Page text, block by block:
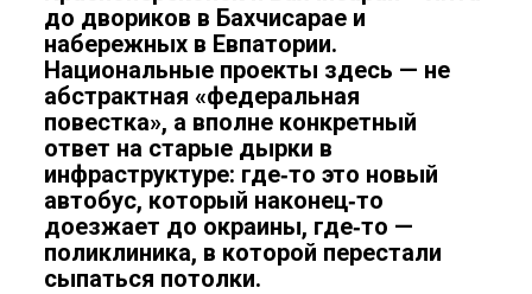
до двориков в Бахчисарае и
набережных в Евпатории.
Национальные проекты здесь — не
абстрактная «федеральная
повестка», а вполне конкретный
ответ на старые дырки в
инфраструктуре: где‑то это новый
автобус, который наконец‑то
доезжает до окраины, где‑то —
поликлиника, в которой перестали
сыпаться потолки.